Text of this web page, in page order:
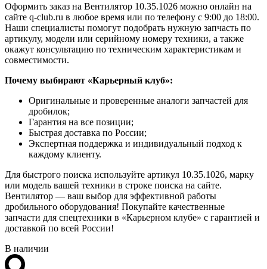
Оформить заказ на Вентилятор 10.35.1026 можно онлайн на
сайте q-club.ru в любое время или по телефону с 9:00 до 18:00.
Наши специалисты помогут подобрать нужную запчасть по
артикулу, модели или серийному номеру техники, а также
окажут консультацию по техническим характеристикам и
совместимости.
Почему выбирают «Карьерный клуб»:
Оригинальные и проверенные аналоги запчастей для
дробилок;
Гарантия на все позиции;
Быстрая доставка по России;
Экспертная поддержка и индивидуальный подход к
каждому клиенту.
Для быстрого поиска используйте артикул 10.35.1026, марку
или модель вашей техники в строке поиска на сайте.
Вентилятор — ваш выбор для эффективной работы
дробильного оборудования! Покупайте качественные
запчасти для спецтехники в «Карьерном клубе» с гарантией и
доставкой по всей России!
В наличии